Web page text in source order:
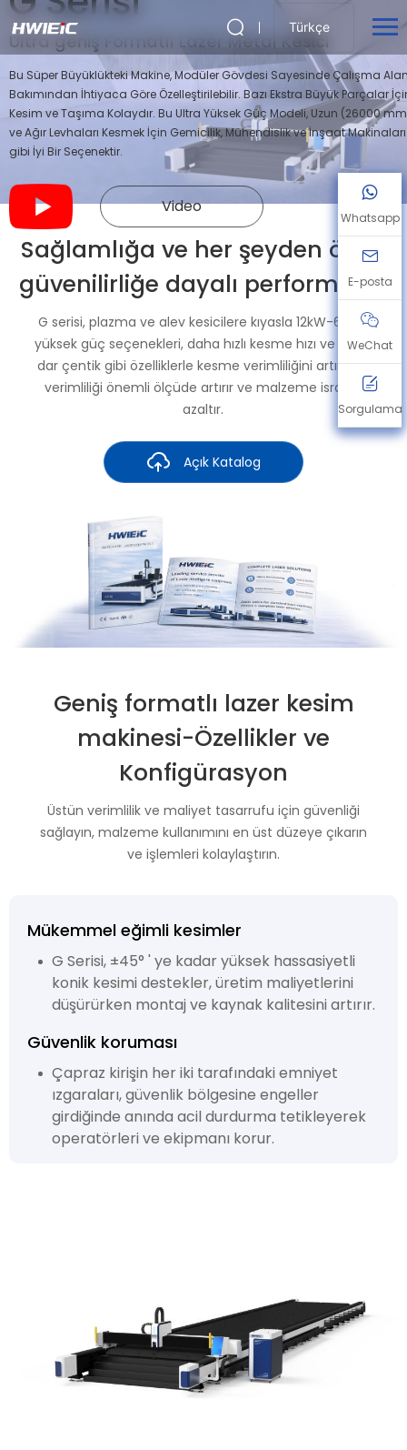
Türkçe
Ultra geniş Formatlı Lazer Metal Kesici
Bu Süper Büyüklükteki Makine, Modüler Gövdesi Sayesinde Çalışma
Bakımından İhtiyaca Göre Özelleştirilebilir. Bazı Ekstra Büyük Parçalar
Kesim ve Taşıma Kolaydır. Bu Ultra Yüksek Güç Modeli, Uzun (26000
ve Ağır Levhaları Kesmek İçin Gemicilik, Mühendislik ve İnşaat Makinaları
gibi İyi Bir Seçenektir.
Video
Sağlamlığa ve her şeyden önce
güvenilirliğe dayalı performans.
G serisi, plazma ve alev kesicilere kıyasla 12kW-60kW
yüksek güç seçenekleri, daha hızlı kesme hızı ve daha
dar çentik gibi özelliklerle kesme verimliliğini artırarak
verimliliği önemli ölçüde artırır ve malzeme israfını
azaltır.
Açık Katalog
Geniş formatlı lazer kesim
makinesi-Özellikler ve
Konfigürasyon
Üstün verimlilik ve maliyet tasarrufu için güvenliği
sağlayın, malzeme kullanımını en üst düzeye çıkarın
ve işlemleri kolaylaştırın.
Mükemmel eğimli kesimler
G Serisi, ±45° ' ye kadar yüksek hassasiyetli
konik kesimi destekler, üretim maliyetlerini
düşürürken montaj ve kaynak kalitesini artırır.
Güvenlik koruması
Çapraz kirişin her iki tarafındaki emniyet
ızgaraları, güvenlik bölgesine engeller
girdiğinde anında acil durdurma tetikleyerek
operatörleri ve ekipmanı korur.
Whatsapp
E-posta
WeChat
Sorgulama